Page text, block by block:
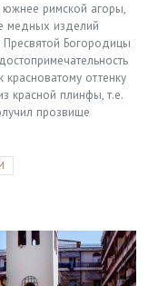
южнее римской агоры,
медных изделий
Богородицы
красноватому оттенку
красной плинфы, т.е.
прозвище